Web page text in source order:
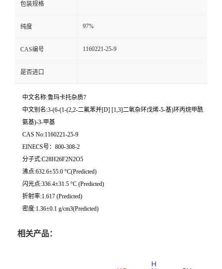
包装规格
纯度 97%
CAS编号 1160221-25-9
是否进口
中文名称:鲁玛卡托杂质7
中文别名:3-(6-(1-(2,2-二氟苯并[D] [1,3]二氧杂环戊烯-5-基)环丙烷甲酰
氨基)-3-甲基
CAS No:1160221-25-9
EINECS号：800-308-2
分子式:C28H26F2N2O5
沸点:632.6±55.0 °C(Predicted)
闪光点:336.4±31.5 °C (Predicted)
折射率:1.617 (Predicted)
密度:1.36±0.1 g/cm3(Predicted)
相关产品：